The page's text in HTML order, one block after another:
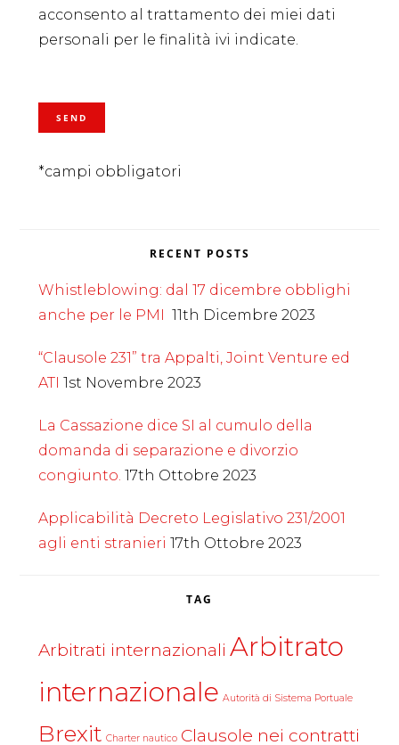
acconsento al trattamento dei miei dati
personali per le finalità ivi indicate.
*campi obbligatori
RECENT POSTS
Whistleblowing: dal 17 dicembre obblighi
anche per le PMI
11th Dicembre 2023
“Clausole 231” tra Appalti, Joint Venture ed
ATI 1st Novembre 2023
La Cassazione dice SI al cumulo della
domanda di separazione e divorzio
congiunto. 17th Ottobre 2023
Applicabilità Decreto Legislativo 231/2001
agli enti stranieri 17th Ottobre 2023
TAG
Arbitrati internazionali Arbitrato
internazionale Autorità di Sistema Portuale
Brexit Charter nautico Clausole nei contratti